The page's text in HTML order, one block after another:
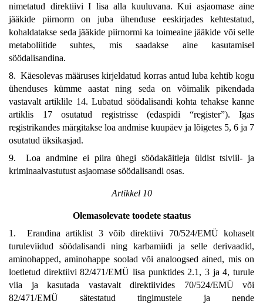
nimetatud direktiivi I lisa alla kuuluvana. Kui asjaomase aine
jääkide piirnorm on juba ühenduse eeskirjades kehtestatud,
kohaldatakse seda jääkide piirnormi ka toimeaine jääkide või selle
metaboliitide suhtes, mis saadakse aine kasutamisel
söödalisandina.
8. Käesolevas määruses kirjeldatud korras antud luba kehtib kogu
ühenduses kümme aastat ning seda on võimalik pikendada
vastavalt artiklile 14. Lubatud söödalisandi kohta tehakse kanne
artiklis 17 osutatud registrisse (edaspidi “register”). Igas
registrikandes märgitakse loa andmise kuupäev ja lõigetes 5, 6 ja 7
osutatud üksikasjad.
9. Loa andmine ei piira ühegi söödakäitleja üldist tsiviil- ja
kriminaalvastutust asjaomase söödalisandi osas.
Artikkel 10
Olemasolevate toodete staatus
1. Erandina artiklist 3 võib direktiivi 70/524/EMÜ kohaselt
turuleviidud söödalisandi ning karbamiidi ja selle derivaadid,
aminohapped, aminohappe soolad või analoogsed ained, mis on
loetletud direktiivi 82/471/EMÜ lisa punktides 2.1, 3 ja 4, turule
viia ja kasutada vastavalt direktiivides 70/524/EMÜ või
82/471/EMÜ sätestatud tingimustele ja nende